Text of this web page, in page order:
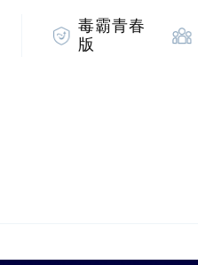
毒霸青春
版